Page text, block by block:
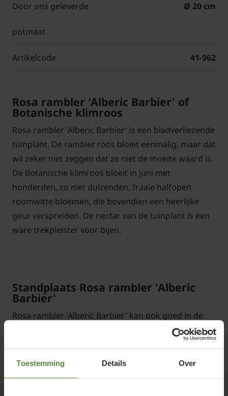
Toestemming Details Over
Door ons geleverde
potmaat
Ø 20 cm
Artikelcode 41-962
Rosa rambler 'Alberic Barbier' of
Botanische klimroos
Rosa rambler 'Alberic Barbier' is een bladverliezende
tuinplant. De rambler roos bloeit eenmalig, maar dat
wil zeker niet zeggen dat ze niet de moeite waard is.
De Botanische klimroos bloeit in juni met
honderden, zo niet duizenden, fraaie halfopen
roomwitte bloemen, die bovendien een heerlijke
geur verspreiden. De nectar van de tuinplant is een
ware trekpleister voor bijen.
Standplaats Rosa rambler 'Alberic
Barbier'
Rosa rambler 'Alberic Barbier' kan ook goed in de
halfschaduw groeien en hoeft dus niet altijd zon te
hebben. Iedere normale, lichtvochtige bodem is
geschikt.